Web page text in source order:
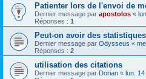
Patienter lors de l'envoi de
Dernier message par apostolos «
Réponses : 1
Peut-on avoir des
Dernier message par Odysseus «
Réponses : 2
utilisation des citations
Dernier message par Dorian « lun.